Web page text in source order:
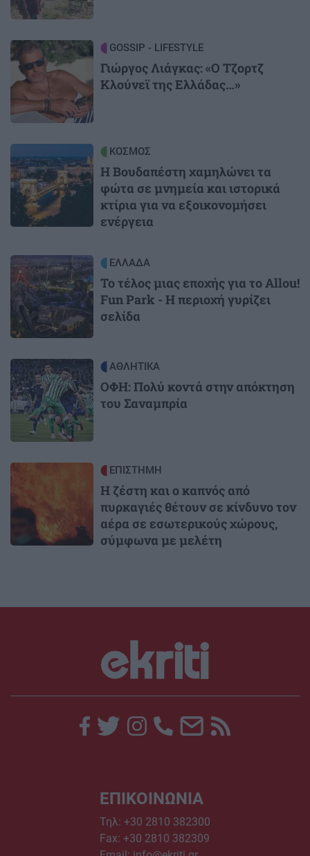
Image GOSSIP - LIFESTYLE
Γιώργος Λιάγκας: «Ο Τζορτζ
Κλούνεϊ της Ελλάδας…»
ΚΟΣΜΟΣ
Η Βουδαπέστη χαμηλώνει τα
φώτα σε μνημεία και ιστορικά
κτίρια για να εξοικονομήσει
ενέργεια
Image ΕΛΛΑΔΑ
Το τέλος μιας εποχής για το Allou!
Fun Park - Η περιοχή γυρίζει
σελίδα
Image ΑΘΛΗΤΙΚΑ
ΟΦΗ: Πολύ κοντά στην απόκτηση
του Σαναμπρία
ΕΠΙΣΤΗΜΗ
Η ζέστη και ο καπνός από
πυρκαγιές θέτουν σε κίνδυνο τον
αέρα σε εσωτερικούς χώρους,
σύμφωνα με μελέτη
ΕΠΙΚΟΙΝΩΝΙΑ
Τηλ: +30 2810 382300
Fax: +30 2810 382309